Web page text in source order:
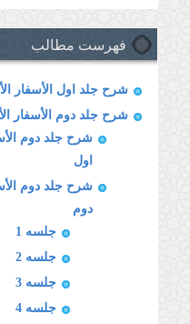
فهرست مطالب
شرح جلد اول الأسفار
شرح جلد دوم الأسفار
شرح جلد دوم
اول
شرح جلد دوم
دوم
جلسه 1
جلسه 2
جلسه 3
جلسه 4